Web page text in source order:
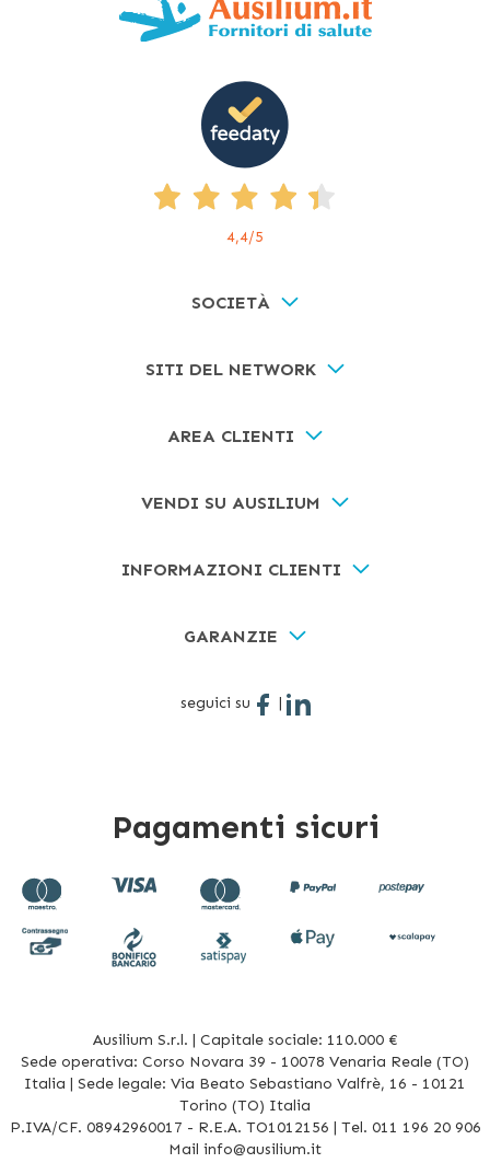
4,4/5
SOCIETÀ
SITI DEL NETWORK
AREA CLIENTI
VENDI SU AUSILIUM
INFORMAZIONI CLIENTI
GARANZIE
seguici su |
Pagamenti sicuri
Ausilium S.r.l. | Capitale sociale: 110.000 €
Sede operativa: Corso Novara 39 - 10078 Venaria Reale (TO)
Italia | Sede legale: Via Beato Sebastiano Valfrè, 16 - 10121
Torino (TO) Italia
P.IVA/CF. 08942960017 - R.E.A. TO1012156 | Tel. 011 196 20 906
Mail info@ausilium.it